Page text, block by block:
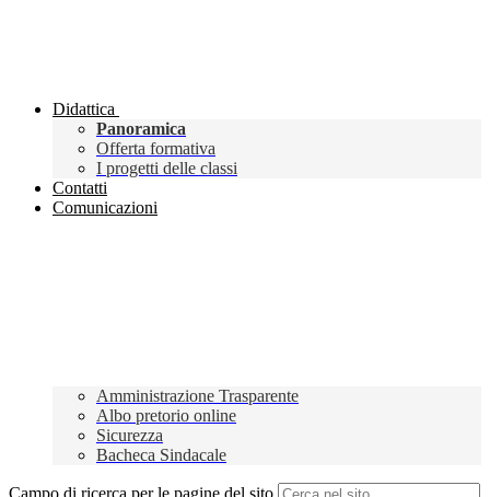
Didattica
Panoramica
Offerta formativa
I progetti delle classi
Contatti
Comunicazioni
Amministrazione Trasparente
Albo pretorio online
Sicurezza
Bacheca Sindacale